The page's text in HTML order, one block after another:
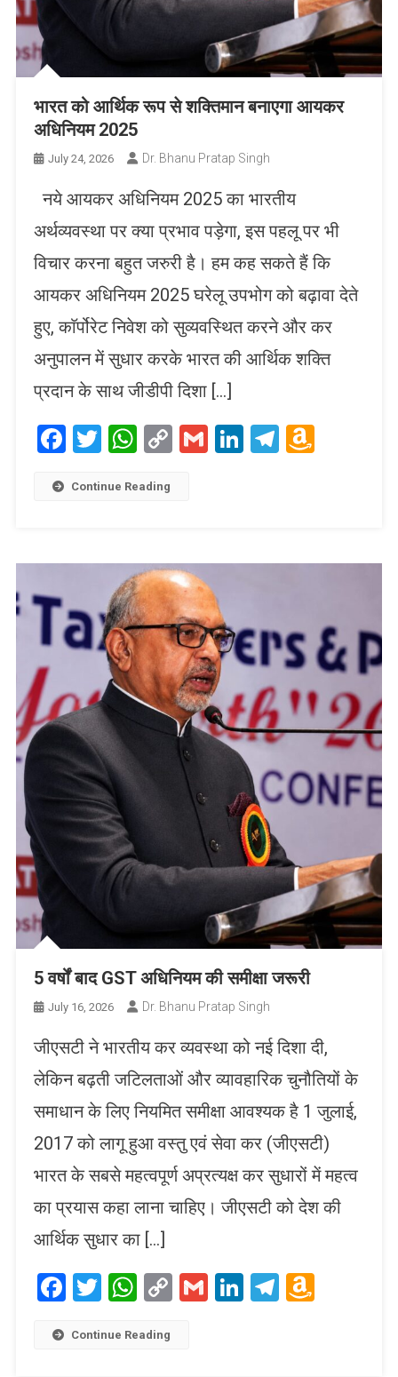
भारत को आर्थिक रूप से शक्तिमान बनाएगा आयकर
अधिनियम 2025
July 24, 2026 Dr. Bhanu Pratap Singh
नये आयकर अधिनियम 2025 का भारतीय
अर्थव्यवस्था पर क्या प्रभाव पड़ेगा, इस पहलू पर भी
विचार करना बहुत जरुरी है। हम कह सकते हैं कि
आयकर अधिनियम 2025 घरेलू उपभोग को बढ़ावा देते
हुए, काॅर्पोरेट निवेश को सुव्यवस्थित करने और कर
अनुपालन में सुधार करके भारत की आर्थिक शक्ति
प्रदान के साथ जीडीपी दिशा […]
Facebook
Twitter
WhatsApp
CopyGmailLinkedIn
Telegram
Continue Reading
5 वर्षों बाद GST अधिनियम की समीक्षा जरूरी
July 16, 2026 Dr. Bhanu Pratap Singh
जीएसटी ने भारतीय कर व्यवस्था को नई दिशा दी,
लेकिन बढ़ती जटिलताओं और व्यावहारिक चुनौतियों के
समाधान के लिए नियमित समीक्षा आवश्यक है 1 जुलाई,
2017 को लागू हुआ वस्तु एवं सेवा कर (जीएसटी)
भारत के सबसे महत्वपूर्ण अप्रत्यक्ष कर सुधारों में महत्व
का प्रयास कहा लाना चाहिए। जीएसटी को देश की
आर्थिक सुधार का […]
Facebook
Twitter
WhatsApp
CopyGmailLinkedIn
Telegram
Continue Reading